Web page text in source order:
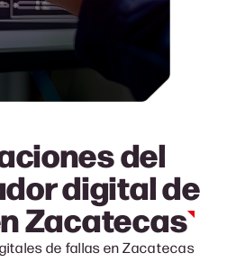
del
digital de
Zacatecas
de fallas en Zacatecas